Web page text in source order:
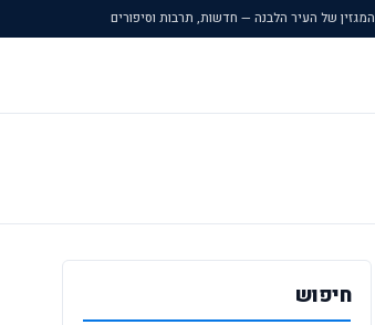
המגזין של העיר הלבנה — חדשות, תרבות וסיפורים
חיפוש